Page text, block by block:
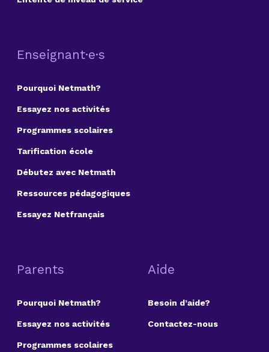
Enseignant·e·s
Pourquoi Netmath?
Essayez nos activités
Programmes scolaires
Tarification école
Débutez avec Netmath
Ressources pédagogiques
Essayez Netfrançais
Parents
Pourquoi Netmath?
Essayez nos activités
Programmes scolaires
Aide
Besoin d’aide?
Contactez-nous